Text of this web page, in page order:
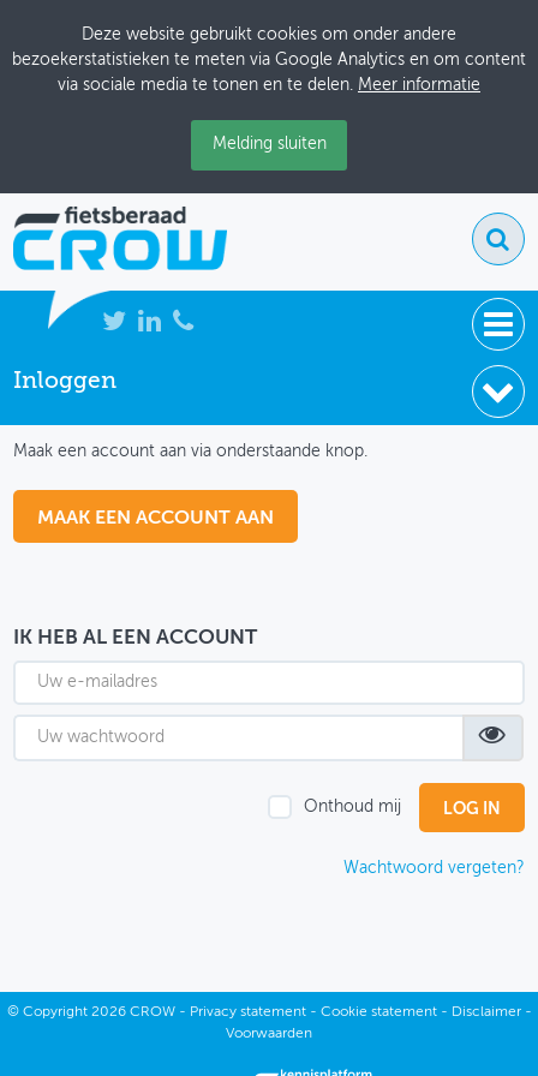
Deze website gebruikt cookies om onder andere
bezoekerstatistieken te meten via Google Analytics en om content
via sociale media te tonen en te delen. Meer informatie
Melding sluiten
NIEUWS
THEMASITES
MIJN PROFIEL
GEBRUIKER
Inloggen
Maak een account aan via onderstaande knop.
MAAK EEN ACCOUNT AAN
IK HEB AL EEN ACCOUNT
Onthoud mij
Wachtwoord vergeten?
© Copyright2026 CROW - Privacy statement- Cookie statement- Disclaimer-
Voorwaarden